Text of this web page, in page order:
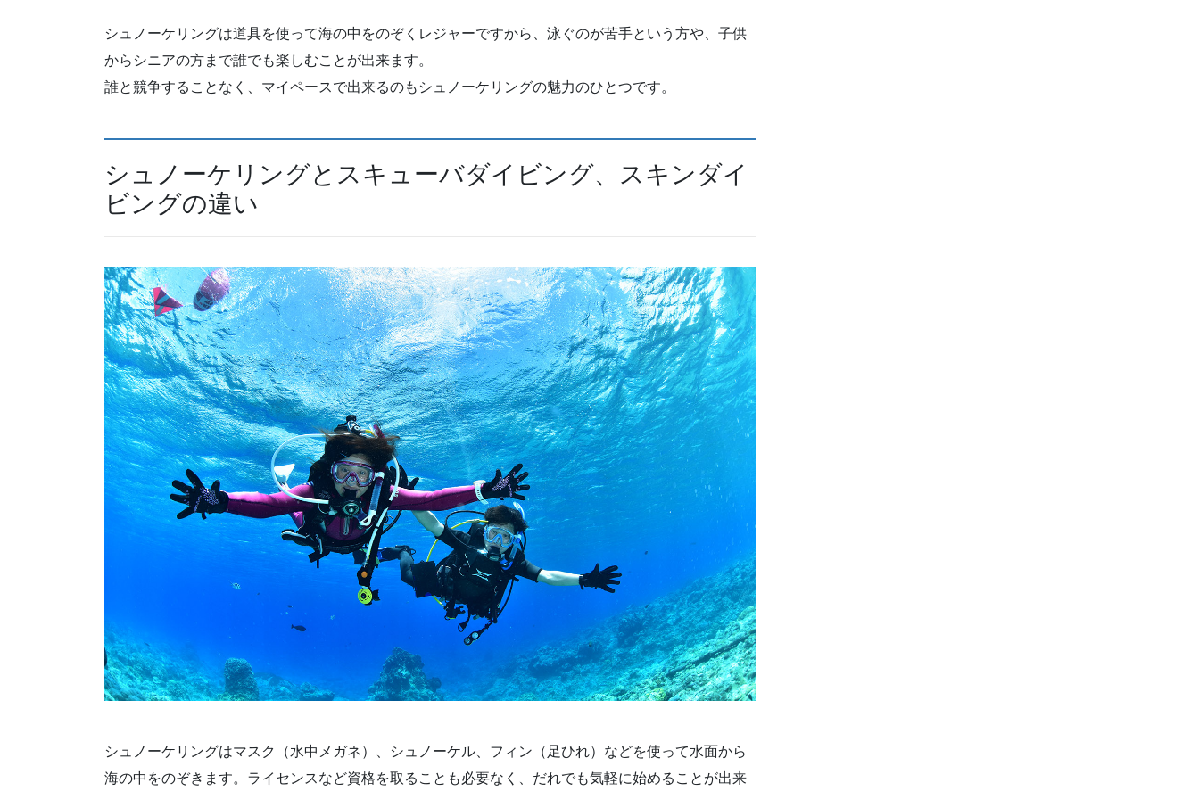
シュノーケリングは道具を使って海の中をのぞくレジャーですから、泳ぐのが苦手という方や、子供
からシニアの方まで誰でも楽しむことが出来ます。
誰と競争することなく、マイペースで出来るのもシュノーケリングの魅力のひとつです。
シュノーケリングとスキューバダイビング、スキンダイ
ビングの違い
シュノーケリングはマスク（水中メガネ）、シュノーケル、フィン（足ひれ）などを使って水面から
海の中をのぞきます。ライセンスなど資格を取ることも必要なく、だれでも気軽に始めることが出来